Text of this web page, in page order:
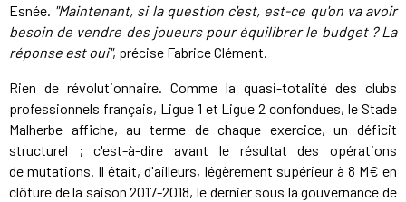
Esnée. "Maintenant, si la question c'est, est-ce qu'on va avoir
besoin de vendre des joueurs pour équilibrer le budget ? La
réponse est oui", précise Fabrice Clément.
Rien de révolutionnaire. Comme la quasi-totalité des clubs
professionnels français, Ligue 1 et Ligue 2 confondues, le Stade
Malherbe affiche, au terme de chaque exercice, un déficit
structurel ; c'est-à-dire avant le résultat des opérations
de mutations. Il était, d'ailleurs, légèrement supérieur à 8 M€ en
clôture de la saison 2017-2018, le dernier sous la gouvernance de